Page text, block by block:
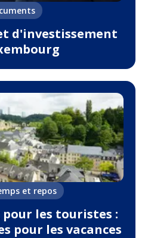
d'investissement
et repos
pour les touristes :
pour les vacances